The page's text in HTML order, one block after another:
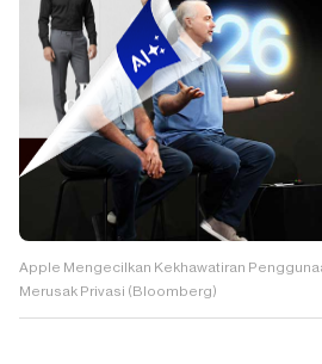
Apple Mengecilkan Kekhawatiran
Merusak Privasi (Bloomberg)